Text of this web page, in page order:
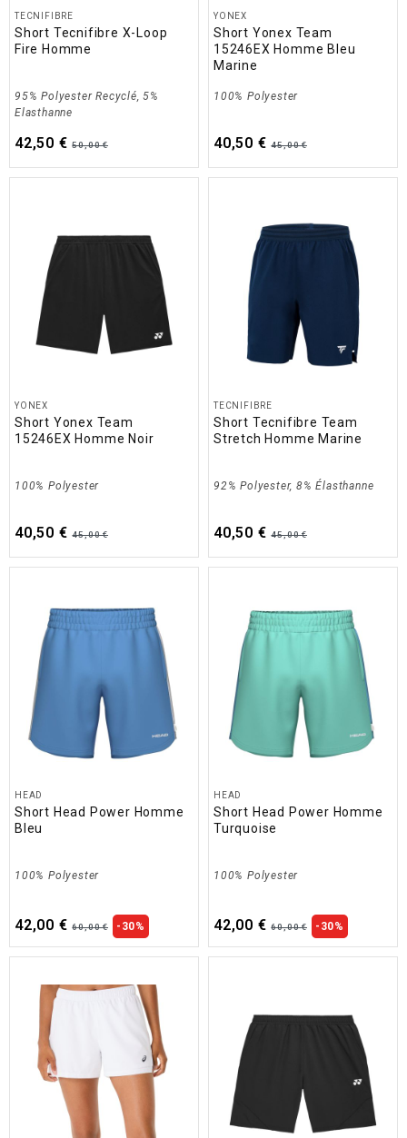
TECNIFIBRE
Short Tecnifibre X-Loop
Fire Homme
95% Polyester Recyclé, 5%
Elasthanne
42,50 € 50,00 €
YONEX
Short Yonex Team
15246EX Homme Bleu
Marine
100% Polyester
40,50 € 45,00 €
YONEX
Short Yonex Team
15246EX Homme Noir
100% Polyester
40,50 € 45,00 €
TECNIFIBRE
Short Tecnifibre Team
Stretch Homme Marine
92% Polyester, 8% Élasthanne
40,50 € 45,00 €
HEAD
Short Head Power Homme
Bleu
100% Polyester
42,00 € 60,00 € -30%
HEAD
Short Head Power Homme
Turquoise
100% Polyester
42,00 € 60,00 € -30%